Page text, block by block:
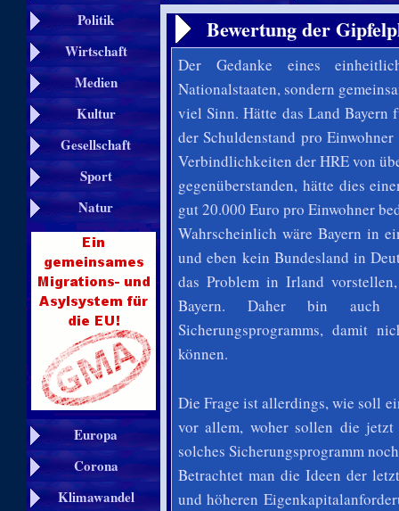
Politik
Wirtschaft
Medien
Kultur
Gesellschaft
Sport
Natur
Europa
Corona
Klimawandel
Bewertung der
Der Gedanke eines
Nationalstaaten, sondern
viel Sinn. Hätte das Land Bayern
der Schuldenstand pro
Verbindlichkeiten der HREvon
gegenüberstanden, hätte dies
gut 20.000 Euro pro Einwohner
Wahrscheinlich wäre Bayern in
und eben kein Bundesland in
das Problem in Irland
Bayern. Daher bin auch
Sicherungsprogramms, damit
können.
Die Frage ist allerdings, wie soll
vor allem, woher sollen die
solches Sicherungsprogramm
Betrachtet man die Ideen der
und höheren